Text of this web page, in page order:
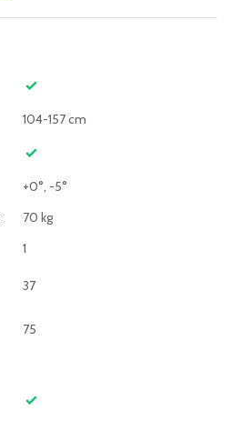
104-157 cm
+0°, -5°
70 kg
1
37
75